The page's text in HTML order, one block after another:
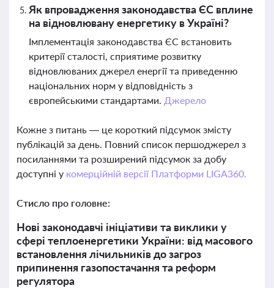
Як впровадження законодавства ЄС вплине
на відновлювану енергетику в Україні?
Імплементація законодавства ЄС встановить
критерії сталості, сприятиме розвитку
відновлюваних джерел енергії та приведенню
національних норм у відповідність з
європейськими стандартами. Джерело
Кожне з питань — це короткий підсумок змісту
публікацій за день. Повний список першоджерел з
посиланнями та розширений підсумок за добу
доступні у комерційній версії Платформи LIGA360.
Стисло про головне:
Нові законодавчі ініціативи та виклики у
сфері теплоенергетики України: від масового
встановлення лічильників до загроз
припинення газопостачання та реформ
регулятора